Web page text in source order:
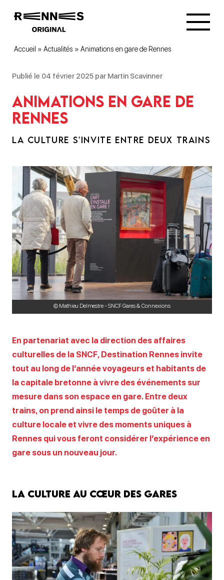
Accueil » Actualités » Animations en gare de Rennes
Publié le 04 février 2025 par Martin Scavinner
Animations en gare de
Rennes
LA CULTURE S'INVITE ENTRE DEUX TRAINS
© Mathieu Delmestre - SNCF Gares & Connexions
En partenariat avec la direction des affaires
culturelles de la SNCF, Destination Rennes invite
tout au long de l’année voyageurs et habitants de
la capitale bretonne à vivre des événements sur
mesure dans son espace en gare. Entre deux
trains, on prend ainsi le temps de goûter à la
culture locale et vivre des moments uniques à
Rennes qui vous feront considérer l’expérience en
gare sous un nouveau jour.
La culture au cœur des gares